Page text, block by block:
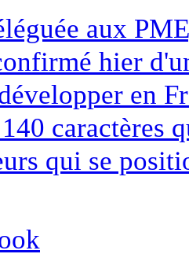
aux
hier
en
caractères
qui se